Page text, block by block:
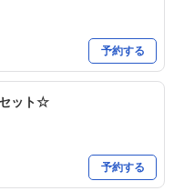
予約する
ット☆
予約する